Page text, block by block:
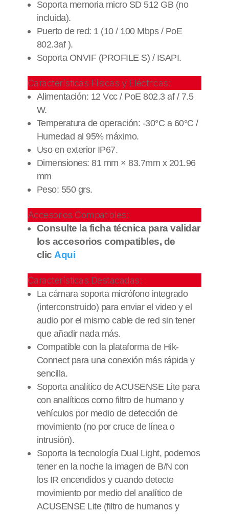
Soporta memoria micro SD 512 GB (no
incluida).
Puerto de red: 1 (10 / 100 Mbps / PoE
802.3af ).
Soporta ONVIF (PROFILE S) / ISAPI.
Características Físicas y Eléctricas:
Alimentación: 12 Vcc / PoE 802.3 af / 7.5
W.
Temperatura de operación: -30°C a 60°C /
Humedad al 95% máximo.
Uso en exterior IP67.
Dimensiones:81 mm × 83.7mm x 201.96
mm
Peso: 550 grs.
Accesorios Compatibles:
Consulte la ficha técnica para validar
los accesorios compatibles, de
clicAqui
Características Destacadas:
La cámara soporta micrófono integrado
(interconstruido) para enviar el video y el
audio por el mismo cable de red sin tener
que añadir nada más.
Compatible con la plataforma de Hik-
Connect para una conexión más rápida y
sencilla.
Soporta analítico de ACUSENSE Lite para
con analíticos como filtro de humano y
vehículos por medio de detección de
movimiento (no por cruce de línea o
intrusión).
Soporta la tecnología Dual Light, podemos
tener en la noche la imagen de B/N con
los IR encendidos y cuando detecte
movimiento por medio del analítico de
ACUSENSE Lite (filtro de humanos y